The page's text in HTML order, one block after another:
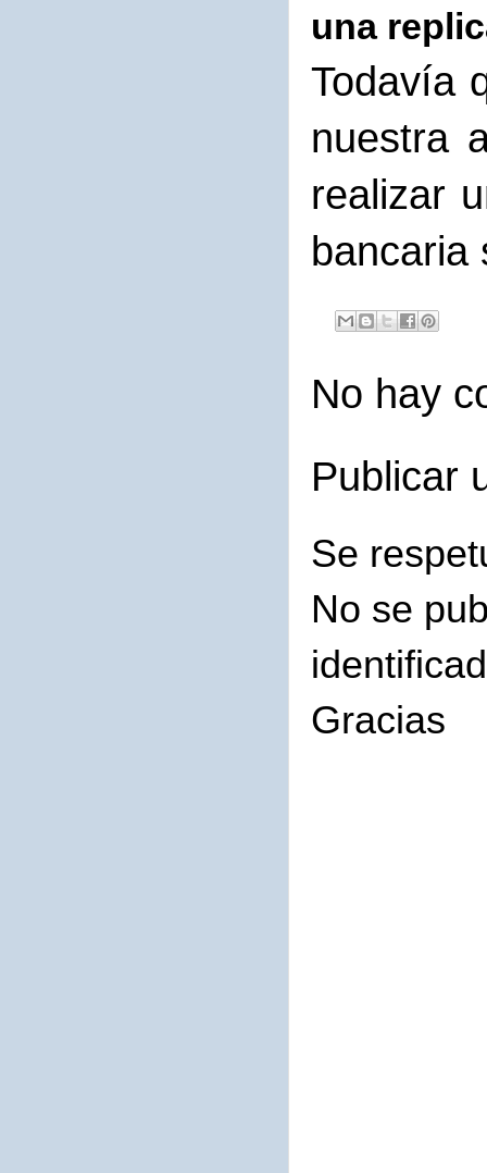
una
Todavía
nuestra
realizar
bancaria
No hay
Publicar
Se
No se
Gracias